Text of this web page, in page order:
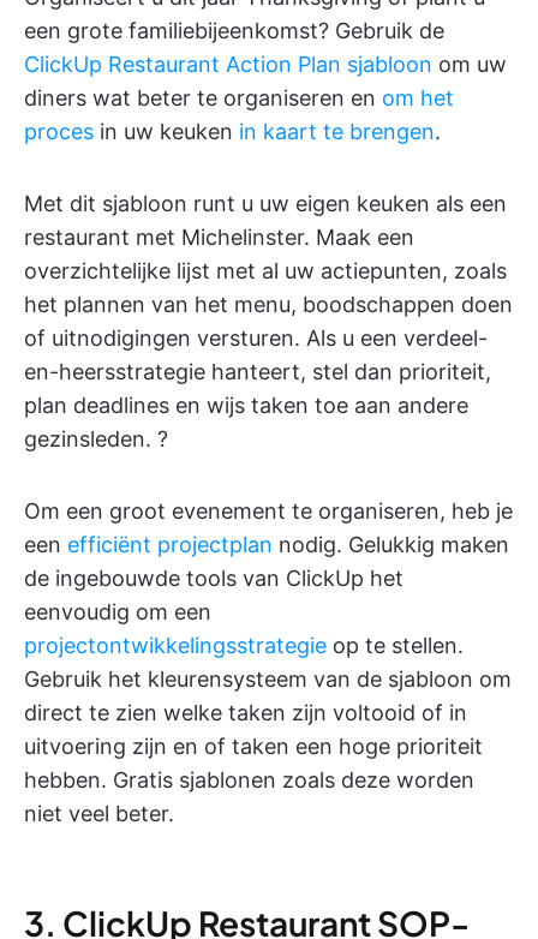
een grote familiebijeenkomst? Gebruik de
ClickUp Restaurant Action Plan sjabloon om uw
diners wat beter te organiseren en om het
proces in uw keuken in kaart te brengen.
Met dit sjabloon runt u uw eigen keuken als een
restaurant met Michelinster. Maak een
overzichtelijke lijst met al uw actiepunten, zoals
het plannen van het menu, boodschappen doen
of uitnodigingen versturen. Als u een verdeel-
en-heersstrategie hanteert, stel dan prioriteit,
plan deadlines en wijs taken toe aan andere
gezinsleden. ?
Om een groot evenement te organiseren, heb je
een efficiënt projectplan nodig. Gelukkig maken
de ingebouwde tools van ClickUp het
eenvoudig om een
projectontwikkelingsstrategie op te stellen.
Gebruik het kleurensysteem van de sjabloon om
direct te zien welke taken zijn voltooid of in
uitvoering zijn en of taken een hoge prioriteit
hebben. Gratis sjablonen zoals deze worden
niet veel beter.
3. ClickUp Restaurant SOP-